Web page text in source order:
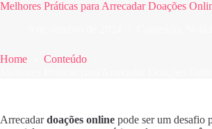
Melhores Práticas para Arrecadar Doações
Home
Conteúdo
Arrecadardoações online pode ser um desafio